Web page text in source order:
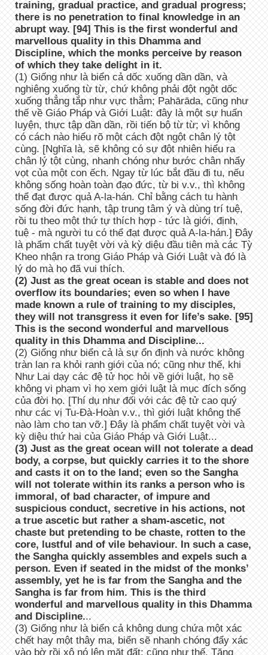
training, gradual practice, and gradual progress;
there is no penetration to final knowledge in an
abrupt way. [94] This is the first wonderful and
marvellous quality in this Dhamma and
Discipline, which the monks perceive by reason
of which they take delight in it.
(1) Giống như là biển cả dốc xuống dần dần, và
nghiêng xuống từ từ, chứ không phải đột ngột dốc
xuống thẳng tắp như vực thẳm; Pahārāda, cũng như
thế về Giáo Pháp và Giới Luật: đây là một sự huấn
luyện, thực tập dần dần, rồi tiến bộ từ từ; vì không
có cách nào hiểu rõ một cách đột ngột chân lý tột
cùng. [Nghĩa là, sẽ không có sự đột nhiên hiểu ra
chân lý tột cùng, nhanh chóng như bước chân nhẩy
vọt của một con ếch. Ngay từ lúc bắt đầu đi tu, nếu
không sống hoàn toàn đạo đức, từ bi v.v., thì không
thể đạt được quả A-la-hán. Chỉ bằng cách tu hành
sống đời đức hạnh, tập trung tâm ý và dùng trí tuệ,
rồi tu theo một thứ tự thích hợp - tức là giới, định,
tuệ - mà người tu có thể đạt được quả A-la-hán.] Đây
là phẩm chất tuyệt vời và kỳ diệu đầu tiên mà các Tỳ
Kheo nhận ra trong Giáo Pháp và Giới Luật và đó là
lý do mà họ đã vui thích.
(2) Just as the great ocean is stable and does not
overflow its boundaries; even so when I have
made known a rule of training to my disciples,
they will not transgress it even for life’s sake. [95]
This is the second wonderful and marvellous
quality in this Dhamma and Discipline...
(2) Giống như biển cả là sự ổn định và nước không
tràn lan ra khỏi ranh giới của nó; cũng như thế, khi
Như Lai dạy các đệ tử học hỏi về giới luật, họ sẽ
không vi phạm vì họ xem giới luật là mục đích sống
của đời họ. [Thí dụ như đối với các đệ tử cao quý
như các vị Tu-Đà-Hoàn v.v., thì giới luật không thể
nào làm cho tan vỡ.] Đây là phẩm chất tuyệt vời và
kỳ diệu thứ hai của Giáo Pháp và Giới Luật...
(3) Just as the great ocean will not tolerate a dead
body, a corpse, but quickly carries it to the shore
and casts it on to the land; even so the Sangha
will not tolerate within its ranks a person who is
immoral, of bad character, of impure and
suspicious conduct, secretive in his actions, not
a true ascetic but rather a sham-ascetic, not
chaste but pretending to be chaste, rotten to the
core, lustful and of vile behaviour. In such a case,
the Sangha quickly assembles and expels such a
person. Even if seated in the midst of the monks’
assembly, yet he is far from the Sangha and the
Sangha is far from him. This is the third
wonderful and marvellous quality in this Dhamma
and Discipline...
(3) Giống như là biển cả không dung chứa một xác
chết hay một thây ma, biển sẽ nhanh chóng đẩy xác
vào bờ rồi xô nó lên mặt đất; cũng như thế, Tăng